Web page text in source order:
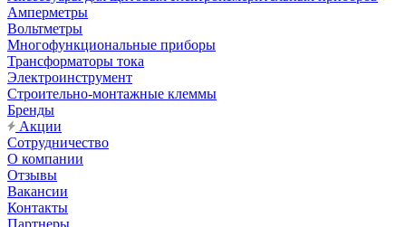
Амперметры
Вольтметры
Многофункциональные приборы
Трансформаторы тока
Электроинструмент
Строительно-монтажные клеммы
Бренды
Акции
Сотрудничество
О компании
Отзывы
Вакансии
Контакты
Партнеры